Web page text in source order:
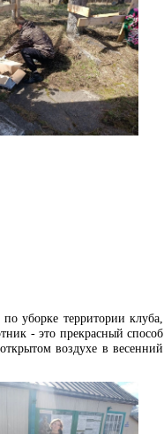
уборке территории клуба,
- это прекрасный способ
воздухе в весенний